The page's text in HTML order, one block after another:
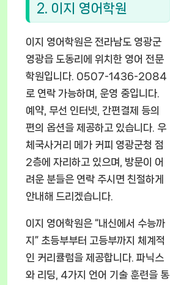
2. 이지 영어학원
이지 영어학원은 전라남도 영광군
영광읍 도동리에 위치한 영어 전문
학원입니다. 0507-1436-2084
로 연락 가능하며, 운영 중입니다.
예약, 무선 인터넷, 간편결제 등의
편의 옵션을 제공하고 있습니다. 우
체국사거리 메가 커피 영광군청 점
2층에 자리하고 있으며, 방문이 어
려운 분들은 연락 주시면 친절하게
안내해 드리겠습니다.
이지 영어학원은 “내신에서 수능까
지” 초등부부터 고등부까지 체계적
인 커리큘럼을 제공합니다. 파닉스
와 리딩, 4가지 언어 기술 훈련을 통